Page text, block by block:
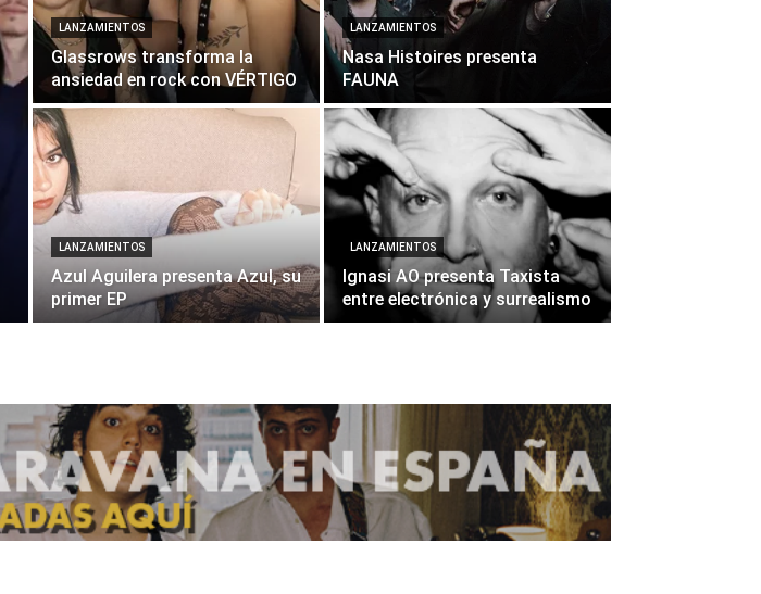
LANZAMIENTOS
Glassrows transforma la
ansiedad en rock con VÉRTIGO
LANZAMIENTOS
Nasa Histoires presenta
FAUNA
LANZAMIENTOS
Azul Aguilera presenta Azul, su
primer EP
LANZAMIENTOS
Ignasi AO presenta Taxista
entre electrónica y surrealismo